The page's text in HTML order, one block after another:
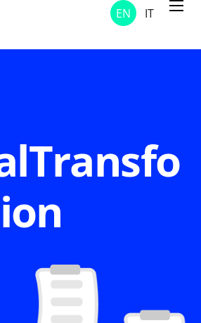
EN IT